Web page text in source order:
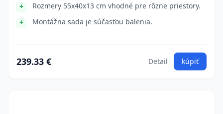
Rozmery 55x40x13 cm vhodné pre rôzne priestory.
Montážna sada je súčasťou balenia.
239.33 € Detail kúpiť